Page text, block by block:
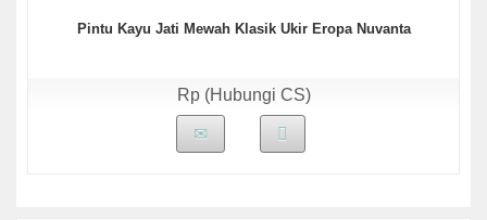
Pintu Kayu Jati Mewah Klasik Ukir Eropa Nuvanta
Rp (Hubungi CS)